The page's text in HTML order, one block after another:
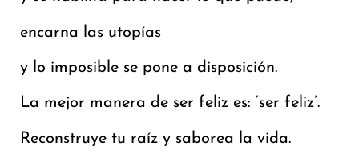
encarna las utopías
y lo imposible se pone a disposición.
La mejor manera de ser feliz es: ‘ser feliz’.
Reconstruye tu raíz y saborea la vida.